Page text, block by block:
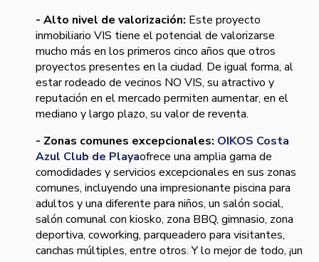
- Alto nivel de valorización: Este proyecto
inmobiliario VIS tiene el potencial de valorizarse
mucho más en los primeros cinco años que otros
proyectos presentes en la ciudad. De igual forma, al
estar rodeado de vecinos NO VIS, su atractivo y
reputación en el mercado permiten aumentar, en el
mediano y largo plazo, su valor de reventa.
- Zonas comunes excepcionales: OIKOS Costa
Azul Club de Playaofrece una amplia gama de
comodidades y servicios excepcionales en sus zonas
comunes, incluyendo una impresionante piscina para
adultos y una diferente para niños, un salón social,
salón comunal con kiosko, zona BBQ, gimnasio, zona
deportiva, coworking, parqueadero para visitantes,
canchas múltiples, entre otros. Y lo mejor de todo, ¡un